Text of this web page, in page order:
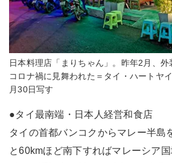
日本料理店「まりちゃん」。昨年2月、
コロナ禍に見舞われた＝タイ・ハートヤ
月30日写す
●タイ最南端・日本人経営和食店
タイの首都バンコクからマレー半島
と60kmほど南下すればマレーシア